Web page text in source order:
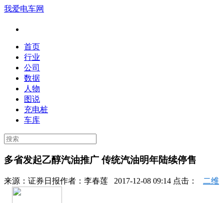
我爱电车网
首页
行业
公司
数据
人物
图说
充电桩
车库
多省发起乙醇汽油推广 传统汽油明年陆续停售
来源： 证券日报作者： 李春莲 2017-12-08 09:14 点击： 二维